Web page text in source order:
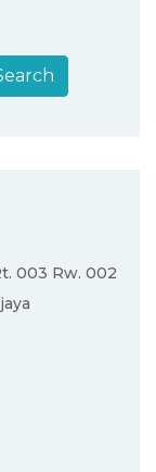
003 Rw. 002